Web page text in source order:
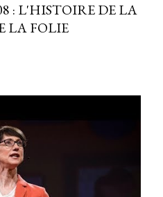
: L'HISTOIRE DE LA
LA FOLIE